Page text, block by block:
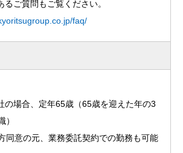
ご質問もご覧ください。
faq/
の場合、定年65歳（65歳を迎えた年の3
）
同意の元、業務委託契約での勤務も可能